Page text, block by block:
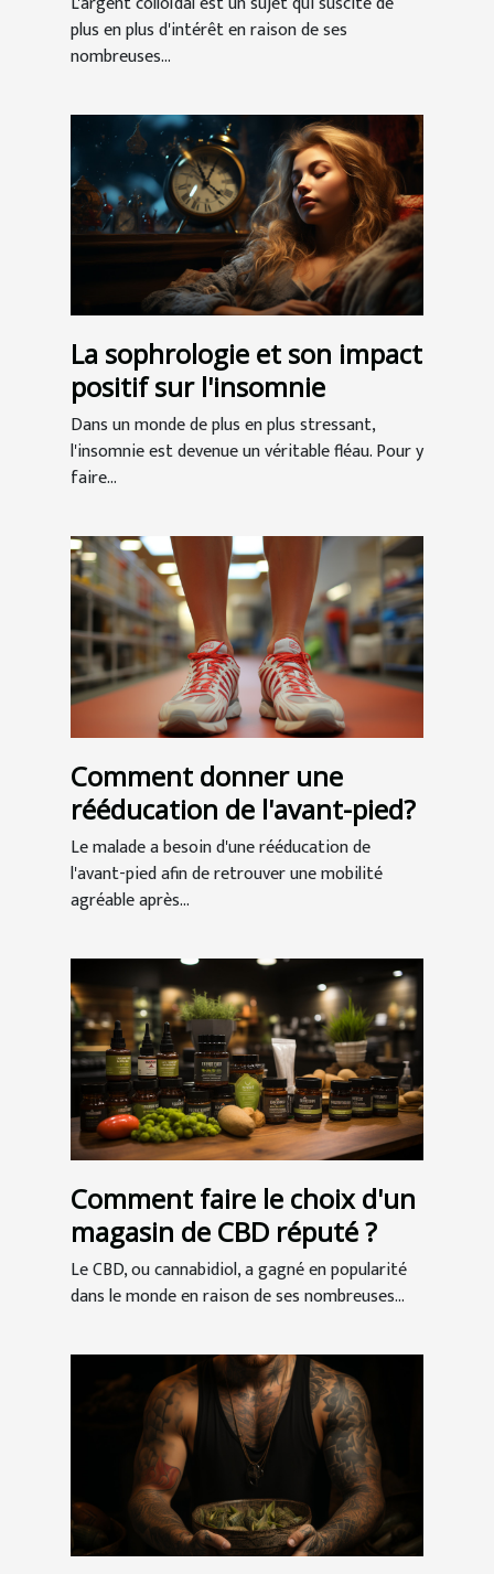
plus en plus d'intérêt en raison de ses
nombreuses...
La sophrologie et son impact
positif sur l'insomnie
Dans un monde de plus en plus stressant,
l'insomnie est devenue un véritable fléau. Pour y
faire...
Comment donner une
rééducation de l'avant-pied?
Le malade a besoin d'une rééducation de
l'avant-pied afin de retrouver une mobilité
agréable après...
Comment faire le choix d'un
magasin de CBD réputé ?
Le CBD, ou cannabidiol, a gagné en popularité
dans le monde en raison de ses nombreuses...